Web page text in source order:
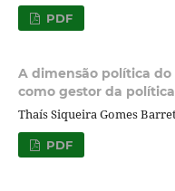
PDF
A dimensão política do
como gestor da
Thaís Siqueira Gomes
PDF